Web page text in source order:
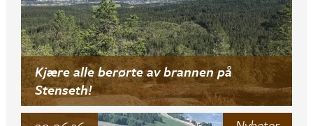
Kjære alle berørte av brannen på
Stenseth!